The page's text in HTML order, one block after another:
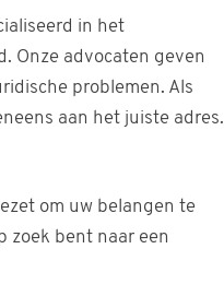
in het
Onze advocaten geven
problemen. Als
aan het juiste adres.
om uw belangen te
zoek bent naar een